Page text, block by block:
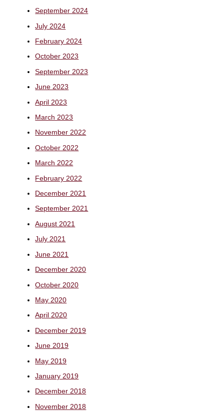
September 2024
July 2024
February 2024
October 2023
September 2023
June 2023
April 2023
March 2023
November 2022
October 2022
March 2022
February 2022
December 2021
September 2021
August 2021
July 2021
June 2021
December 2020
October 2020
May 2020
April 2020
December 2019
June 2019
May 2019
January 2019
December 2018
November 2018